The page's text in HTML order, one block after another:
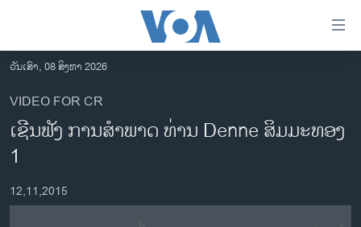
ເຂົ້າ
ຫາ
ຂ້າມ
ຂ້າມ
ຂ້າມ
ຫາ
ຊອກ
ອາເມຣິກາ
ຂ່າວ​ຈີນ
ວັນເສົາ, 08 ສິງຫາ 2026
VIDEO FOR CR
ເຊີນຟັງ ການສຳພາດ ທ່ານ Denne ສິມມະທອງ
1
12,11,2015